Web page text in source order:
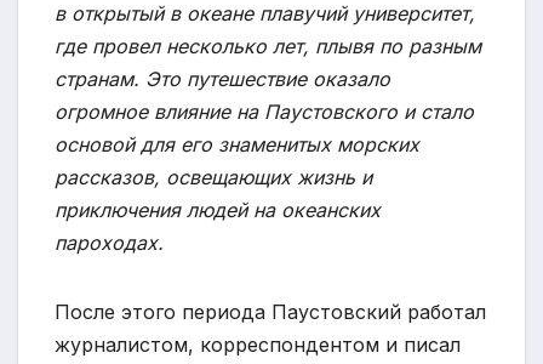
в открытый в океане плавучий университет,
где провел несколько лет, плывя по разным
странам. Это путешествие оказало
огромное влияние на Паустовского и стало
основой для его знаменитых морских
рассказов, освещающих жизнь и
приключения людей на океанских
пароходах.
После этого периода Паустовский работал
журналистом, корреспондентом и писал